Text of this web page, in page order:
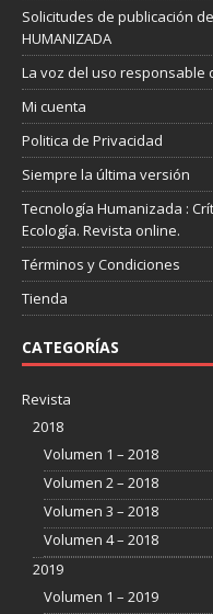
Solicitudes de publicación
HUMANIZADA
La voz del uso responsable
Mi cuenta
Politica de Privacidad
Siempre la última versión
Tecnología Humanizada :
Ecología. Revista online.
Términos y Condiciones
Tienda
CATEGORÍAS
Revista
2018
Volumen 1 – 2018
Volumen 2 – 2018
Volumen 3 – 2018
Volumen 4 – 2018
2019
Volumen 1 – 2019